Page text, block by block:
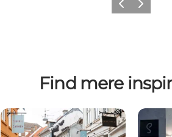
ForrigeNæste
Find mere